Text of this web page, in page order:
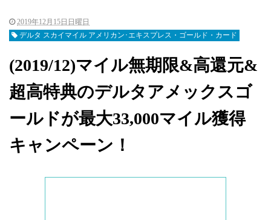
2019年12月15日日曜日
デルタ スカイマイル アメリカン･エキスプレス・ゴールド・カード
(2019/12)マイル無期限&高還元&
超高特典のデルタアメックスゴ
ールドが最大33,000マイル獲得
キャンペーン！